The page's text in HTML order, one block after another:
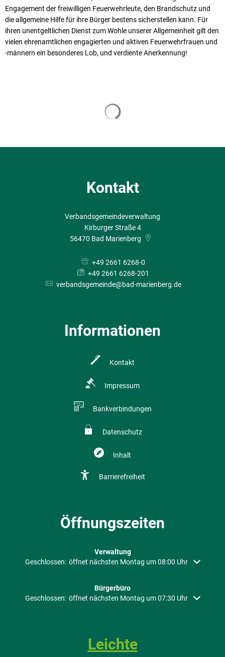
Engagement der freiwilligen Feuerwehrleute, den Brandschutz und
die allgemeine Hilfe für ihre Bürger bestens sicherstellen kann. Für
ihren unentgeltlichen Dienst zum Wohle unserer Allgemeinheit gilt den
vielen ehrenamtlichen engagierten und aktiven Feuerwehrfrauen und
-männern ein besonderes Lob, und verdiente Anerkennung!
Kontakt
Verbandsgemeindeverwaltung
Kirburger Straße 4
56470 Bad Marienberg
+49 2661 6268-0
+49 2661 6268-201
verbandsgemeinde@bad-marienberg.de
Informationen
Kontakt
Impressum
Bankverbindungen
Datenschutz
Inhalt
Barrierefreiheit
Öffnungszeiten
Verwaltung
Klicken, um weitere Öffnungs- oder Schließzeiten auszublenden
Geschlossen: öffnet nächsten Montag um 08:00 Uhr
Bürgerbüro
Klicken, um weitere Öffnungs- oder Schließzeiten auszublenden
Geschlossen: öffnet nächsten Montag um 07:30 Uhr
Leichte